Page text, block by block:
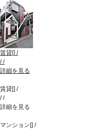
賃貸[] /
//
詳細を見る
賃貸[] /
//
詳細を見る
マンション[] /